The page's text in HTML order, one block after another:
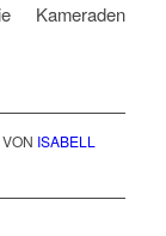
Kameraden
VON ISABELL